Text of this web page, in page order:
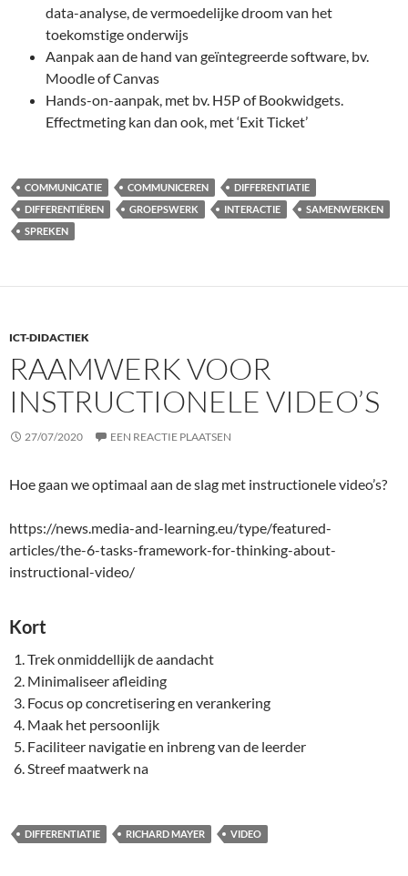
data-analyse, de vermoedelijke droom van het
toekomstige onderwijs
Aanpak aan de hand van geïntegreerde software, bv.
Moodle of Canvas
Hands-on-aanpak, met bv. H5P of Bookwidgets.
Effectmeting kan dan ook, met ‘Exit Ticket’
COMMUNICATIE COMMUNICEREN
DIFFERENTIATIE
DIFFERENTIËREN
GROEPSWERK INTERACTIE
SAMENWERKEN
SPREKEN
ICT-DIDACTIEK
RAAMWERK VOOR
INSTRUCTIONELE VIDEO’S
27/07/2020 EEN REACTIE PLAATSEN
Hoe gaan we optimaal aan de slag met instructionele video’s?
https://news.media-and-learning.eu/type/featured-
articles/the-6-tasks-framework-for-thinking-about-
instructional-video/
Kort
Trek onmiddellijk de aandacht
Minimaliseer afleiding
Focus op concretisering en verankering
Maak het persoonlijk
Faciliteer navigatie en inbreng van de leerder
Streef maatwerk na
DIFFERENTIATIE RICHARD MAYER VIDEO